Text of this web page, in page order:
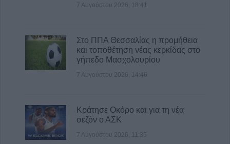
7 Αυγούστου 2026, 16:06
Θεσσαλίας
7 Αυγούστου 2026, 15:39
7 Αυγούστου 2026, 18:41
Στο ΠΠΑ Θεσσαλίας η προμήθεια
και τοποθέτηση νέας κερκίδας στο
γήπεδο Μασχολουρίου
7 Αυγούστου 2026, 14:46
Κράτησε Οκόρο και για τη νέα
σεζόν ο ΑΣΚ
7 Αυγούστου 2026, 11:35